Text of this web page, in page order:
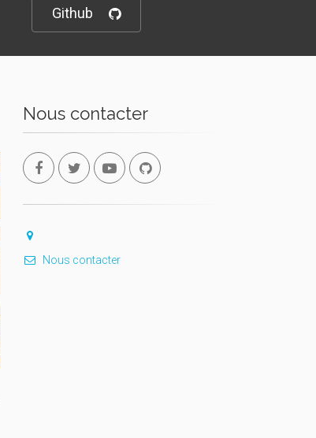
Github
Nous contacter
Nous contacter